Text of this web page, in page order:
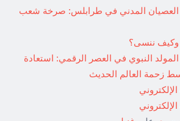
العصيان المدني في طرابلس: صرخة شعب
وكيف ننسى؟
المولد النبوي في العصر الرقمي: استعادة
زحمة العالم الحديث